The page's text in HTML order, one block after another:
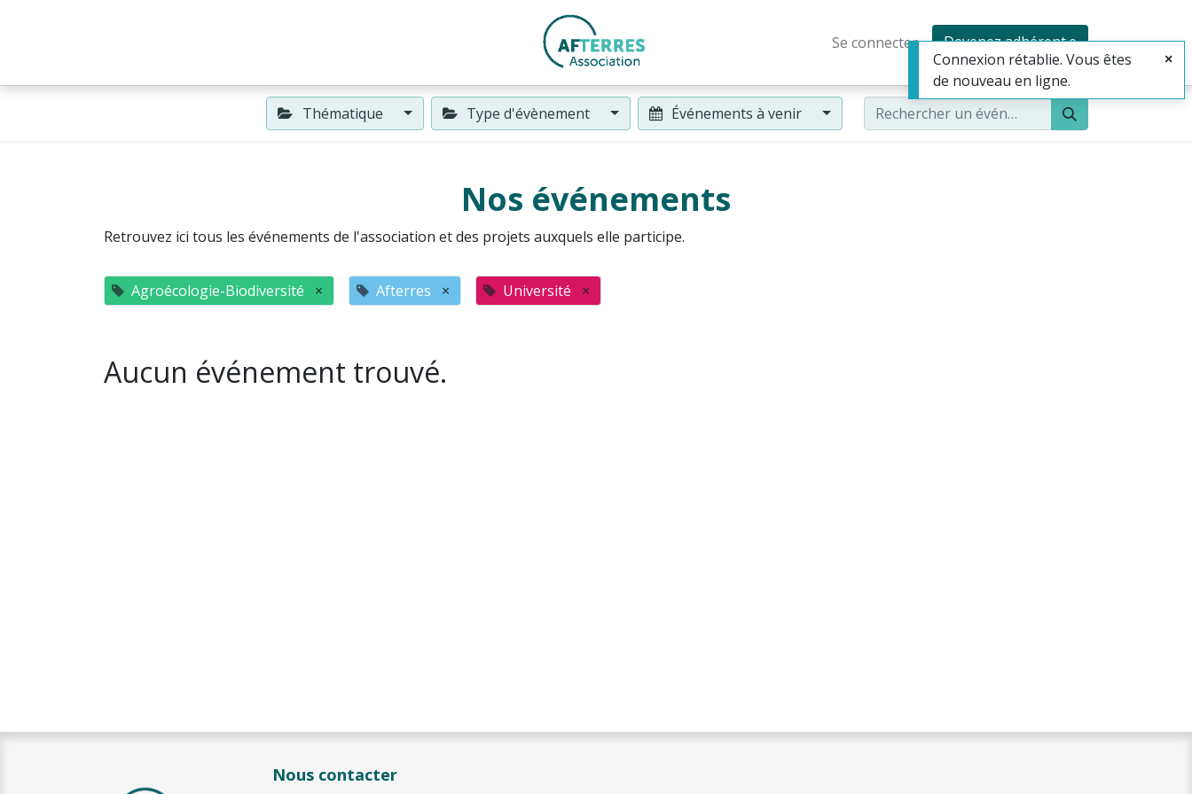
Se connecter Devenez adhérent·e
Thématique Type d'évènement Événements à venir
Nos événements
Retrouvez ici tous les événements de l'association et des projets auxquels elle participe.
Agroécologie-Biodiversité × Afterres × Université ×
Aucun événement trouvé.
Nous contacter
Connexion rétablie. Vous êtes
de nouveau en ligne.